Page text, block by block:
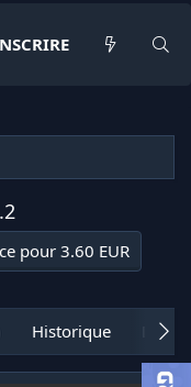
pour 3.60 EUR
Historique